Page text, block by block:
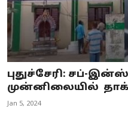
புதுச்சேரி: சப்-
முன்னிலையில்
Jan 5, 2024